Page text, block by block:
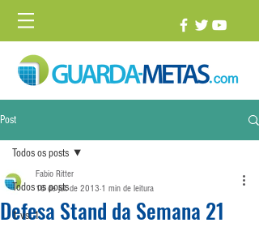
Post
Todos os posts
1 vs. 1
Todos os posts
Defesa Stand da Semana 21
Fabio Ritter
16 de jul. de 2013 1 min de leitura